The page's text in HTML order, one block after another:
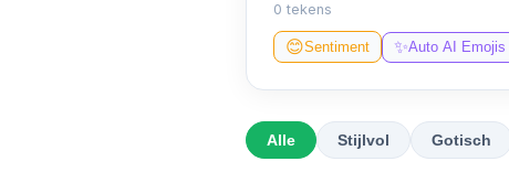
0 tekens
😊Sentiment ✨Auto AI Emojis
Alle Stijlvol Gotisch